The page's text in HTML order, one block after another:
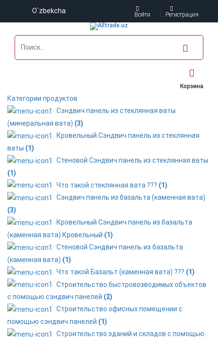
O`zbekcha
Войти Регистрация
Корзина
Категории продуктов
Сэндвич панель из стеклянная ваты
(минеральная вата) (3)
Кровельный Сэндвич панель из стеклянная
ваты (1)
Стеновой Сэндвич панель из стеклянная ваты
(1)
Что такой стеклянная вата ??? (1)
Сэндвич панель из базальта (каменная вата)
(3)
Кровельный Сэндвич панель из базальта
(каменная вата) Кровельный (1)
Стеновой Сэндвич панель из базальта
(каменная вата) (1)
Что такой Базальт (каменная вата) ??? (1)
Строительство быстровозводимых объектов
с помощью сэндвич панелей (2)
Строительство офисных помещении с
помощью сэндвич панелей (1)
Строительство зданий и складов с помощью